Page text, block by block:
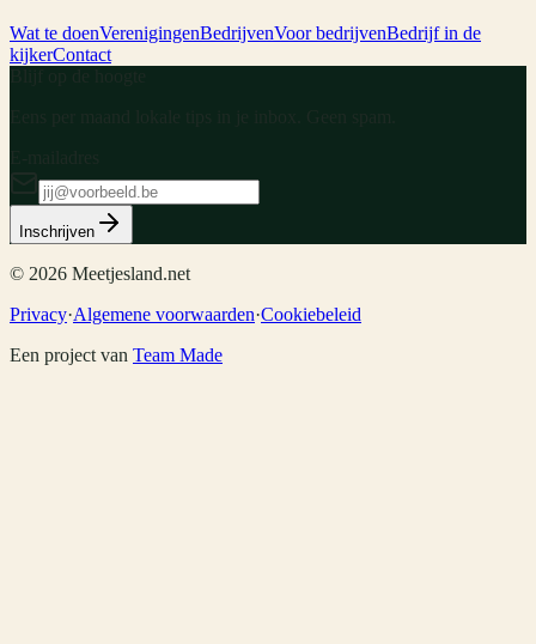
Wat te doenVerenigingenBedrijvenVoor bedrijvenBedrijf in de
kijkerContact
Inschrijven
© 2026 Meetjesland.net
Privacy·Algemene voorwaarden·Cookiebeleid
Een project van Team Made